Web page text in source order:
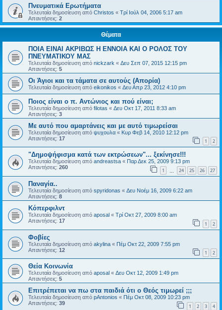
Πνευματικά Ερωτήματα
Τελευταία δημοσίευση από Christos « Τρί Ιούλ 04, 2006 5:17 am
Απαντήσεις: 2
Θέματα
ΠΟΙΑ ΕΙΝΑΙ ΑΚΡΙΒΩΣ Η ΕΝΝΟΙΑ ΚΑΙ Ο ΡΟΛΟΣ ΤΟΥ
ΠΝΕΥΜΑΤΙΚΟΥ ΜΑΣ
Τελευταία δημοσίευση από nickzark « Δευ Σεπ 07, 2015 12:15 pm
Απαντήσεις: 5
Οι Άγιοι και τα τάματα σε αυτούς (Απορία)
Τελευταία δημοσίευση από eikonikos « Δευ Απρ 23, 2012 4:10 pm
Ποιος είναι ο π. Αντώνιος και πού είναι;
Τελευταία δημοσίευση από filotas « Δευ Οκτ 17, 2011 8:33 am
Απαντήσεις: 3
Με αυτό που αμαρτάνεις και με αυτό τιμωρείσαι
Τελευταία δημοσίευση από ψυχουλα « Κυρ Φεβ 14, 2010 12:12 pm
Απαντήσεις: 17 1 2
"Δημοψήφισμα κατά των εκτρώσεων"... ξεκίνησε!!!
Τελευταία δημοσίευση από andreastsa « Παρ Δεκ 25, 2009 9:13 pm
Απαντήσεις: 260 1 24 25 26 27
Παναγία..
Τελευταία δημοσίευση από spyridonas « Δευ Νοέμ 16, 2009 6:22 am
Απαντήσεις: 8
Κόπερφιλντ
Τελευταία δημοσίευση από aposal « Τρί Οκτ 27, 2009 8:00 am
Απαντήσεις: 17 1 2
Φοβίες
Τελευταία δημοσίευση από akylina « Πέμ Οκτ 22, 2009 7:55 pm
Απαντήσεις: 12 1 2
Θεία Κοινωνία
Τελευταία δημοσίευση από aposal « Δευ Οκτ 12, 2009 1:49 pm
Απαντήσεις: 5
Επιτρέπεται να πω στα παιδιά ότι ο Θεός τιμωρεί ;;;
Τελευταία δημοσίευση από pAntonios « Πέμ Οκτ 08, 2009 10:23 pm
Απαντήσεις: 39 1 2 3 4